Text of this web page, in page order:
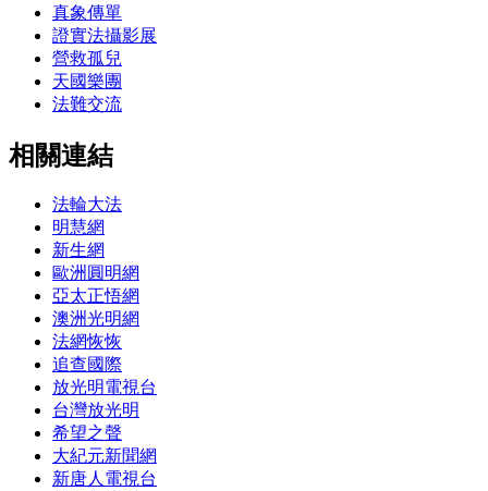
真象傳單
證實法攝影展
營救孤兒
天國樂團
法難交流
相關連結
法輪大法
明慧網
新生網
歐洲圓明網
亞太正悟網
澳洲光明網
法網恢恢
追查國際
放光明電視台
台灣放光明
希望之聲
大紀元新聞網
新唐人電視台